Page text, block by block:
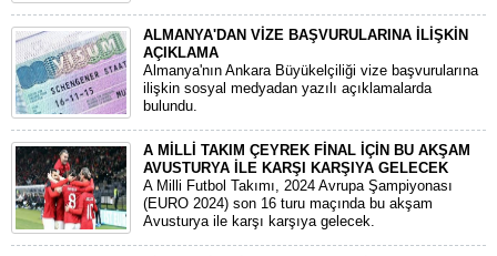
ALMANYA'DAN VİZE BAŞVURULARINA İLİŞKİN
AÇIKLAMA
Almanya'nın Ankara Büyükelçiliği vize başvurularına
ilişkin sosyal medyadan yazılı açıklamalarda
bulundu.
A MİLLİ TAKIM ÇEYREK FİNAL İÇİN BU AKŞAM
AVUSTURYA İLE KARŞI KARŞIYA GELECEK
A Milli Futbol Takımı, 2024 Avrupa Şampiyonası
(EURO 2024) son 16 turu maçında bu akşam
Avusturya ile karşı karşıya gelecek.